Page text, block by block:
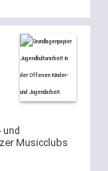
Musicclubs